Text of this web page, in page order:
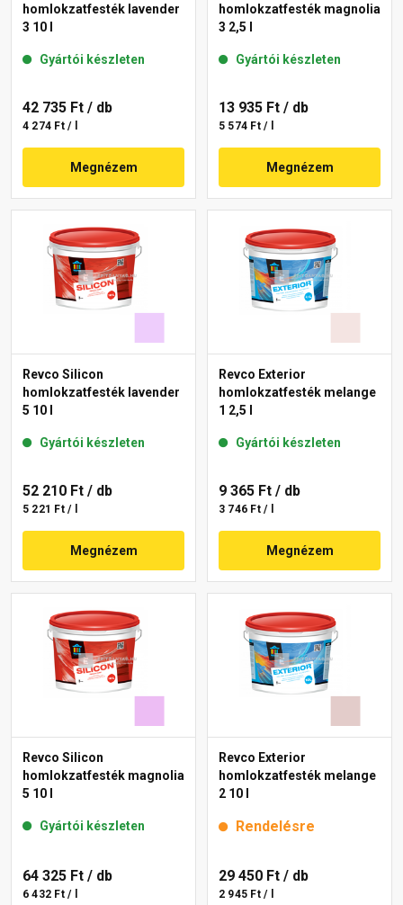
homlokzatfesték lavender
3 10 l
Gyártói készleten
42 735 Ft / db
4 274 Ft / l
Megnézem
homlokzatfesték magnolia
3 2,5 l
Gyártói készleten
13 935 Ft / db
5 574 Ft / l
Megnézem
Revco Silicon
homlokzatfesték lavender
5 10 l
Gyártói készleten
52 210 Ft / db
5 221 Ft / l
Megnézem
Revco Exterior
homlokzatfesték melange
1 2,5 l
Gyártói készleten
9 365 Ft / db
3 746 Ft / l
Megnézem
Revco Silicon
homlokzatfesték magnolia
5 10 l
Gyártói készleten
64 325 Ft / db
6 432 Ft / l
Revco Exterior
homlokzatfesték melange
2 10 l
Rendelésre
29 450 Ft / db
2 945 Ft / l